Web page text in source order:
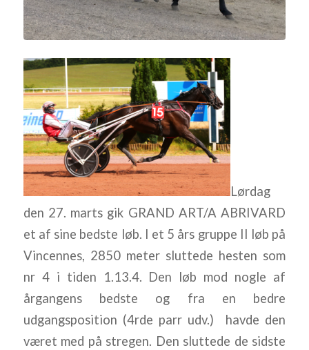
Lørdag
den 27. marts gik GRAND ART/A ABRIVARD
et af sine bedste løb. I et 5 års gruppe II løb på
Vincennes, 2850 meter sluttede hesten som
nr 4 i tiden 1.13.4. Den løb mod nogle af
årgangens bedste og fra en bedre
udgangsposition (4rde parr udv.) havde den
været med på stregen. Den sluttede de sidste